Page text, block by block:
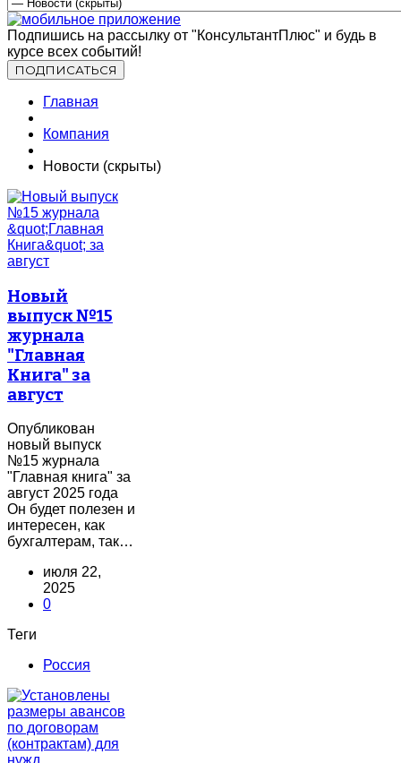
Подпишись на рассылку от "КонсультантПлюс" и будь в
курсе всех событий!
Главная
Компания
Новости (скрыты)
Новый
выпуск №15
журнала
"Главная
Книга" за
август
Опубликован
новый выпуск
№15 журнала
"Главная книга" за
август 2025 года
Он будет полезен и
интересен, как
бухгалтерам, так…
июля 22,
2025
0
Теги
Россия